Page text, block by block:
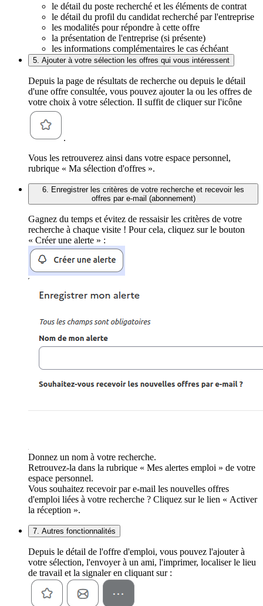
le détail du poste recherché et les éléments de contrat
le détail du profil du candidat recherché par l'entreprise
les modalités pour répondre à cette offre
la présentation de l'entreprise (si présente)
les informations complémentaires le cas échéant
5. Ajouter à votre sélection les offres qui vous intéressent
Depuis la page de résultats de recherche ou depuis le détail
d'une offre consultée, vous pouvez ajouter la ou les offres de
votre choix à votre sélection. Il suffit de cliquer sur l'icône
.
Vous les retrouverez ainsi dans votre espace personnel,
rubrique « Ma sélection d'offres ».
6. Enregistrer les critères de votre recherche et recevoir les
offres par e-mail (abonnement)
Gagnez du temps et évitez de ressaisir les critères de votre
recherche à chaque visite ! Pour cela, cliquez sur le bouton
« Créer une alerte » :
Donnez un nom à votre recherche.
Retrouvez-la dans la rubrique « Mes alertes emploi » de votre
espace personnel.
Vous souhaitez recevoir par e-mail les nouvelles offres
d'emploi liées à votre recherche ? Cliquez sur le lien « Activer
la réception ».
7. Autres fonctionnalités
Depuis le détail de l'offre d'emploi, vous pouvez l'ajouter à
votre sélection, l'envoyer à un ami, l'imprimer, localiser le lieu
de travail et la signaler en cliquant sur :